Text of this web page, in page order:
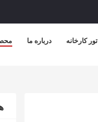
درباره ما تور کارخانه